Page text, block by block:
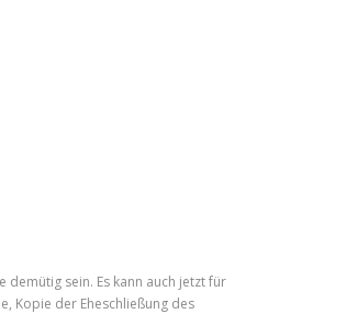
sein. Es kann auch jetzt für
Kopie der Eheschließung des